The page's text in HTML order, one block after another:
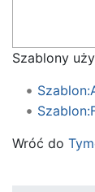
Szablony
Wróć do